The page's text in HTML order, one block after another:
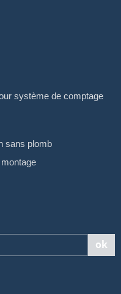
système de comptage
sans plomb
ok